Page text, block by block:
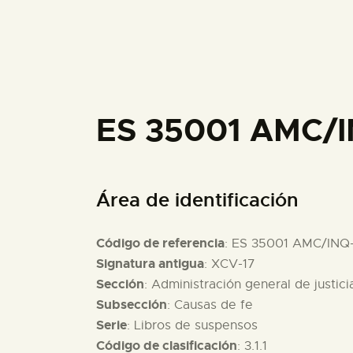
ES 35001 AMC/
Área de identificación
Código de referencia: ES 35001 AMC/
Signatura antigua: XCV-17
Sección: Administración general de
Subsección: Causas de fe
Serie: Libros de suspensos
Código de clasificación: 3.1.1